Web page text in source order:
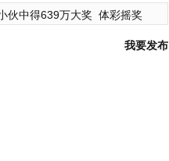
伙中得639万大奖 体彩摇奖
我要发布